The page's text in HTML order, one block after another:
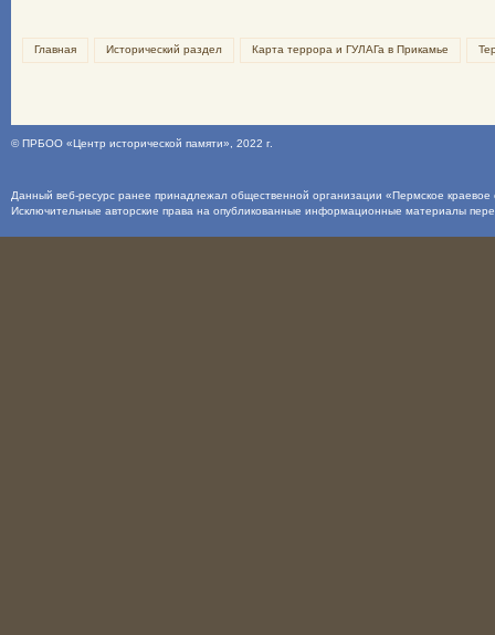
Главная Исторический раздел Карта террора и ГУЛАГа в Прикамье
©ПРБОО «Центр исторической памяти» , 2022 г.
Данный веб-ресурс ранее принадлежал общественной организации «Пермское
Исключительные авторские права на опубликованные информационные материалы